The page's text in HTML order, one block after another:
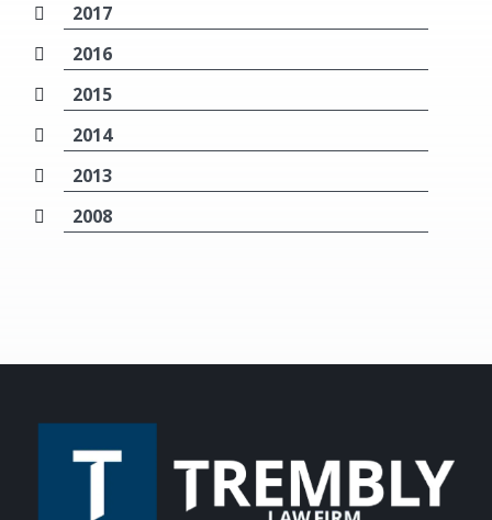
2017
2016
2015
2014
2013
2008